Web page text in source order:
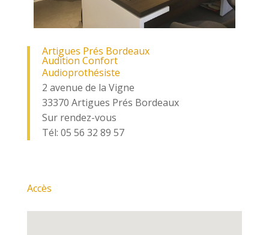
Artigues Prés Bordeaux
Audition Confort
Audioprothésiste
2 avenue de la Vigne
33370 Artigues Prés Bordeaux
Sur rendez-vous
Tél: 05 56 32 89 57
Accès